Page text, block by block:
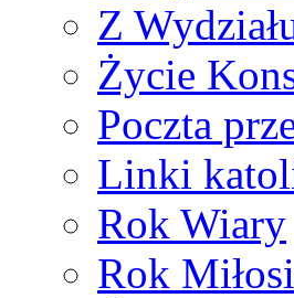
Z
Życie
Poczta
Linki
Rok Wiary
Rok